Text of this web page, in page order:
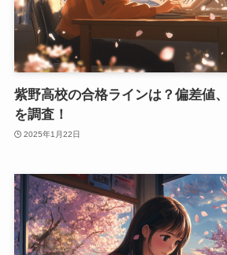
紫野高校の合格ラインは？偏差値
を調査！
2025年1月22日